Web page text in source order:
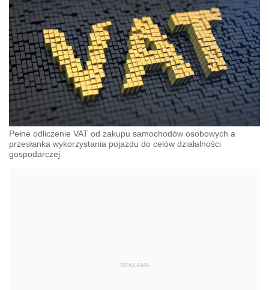
Pełne odliczenie VAT od zakupu samochodów osobowych a
przesłanka wykorzystania pojazdu do celów działalności
gospodarczej